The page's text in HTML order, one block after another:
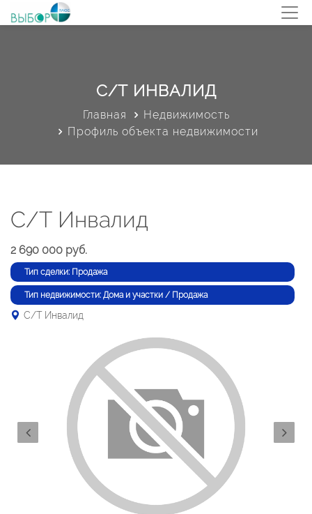
С/Т ИНВАЛИД
Главная
Недвижимость
Профиль объекта недвижимости
С/Т Инвалид
2 690 000 руб.
Тип сделки: Продажа
Тип недвижимости: Дома и участки / Продажа
С/Т Инвалид